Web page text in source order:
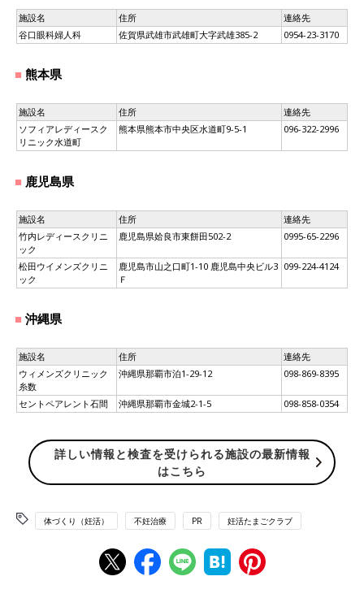
施設名 住所
連絡先
谷口眼科婦人科
佐賀県武雄市武雄町大字武雄385-2 0954-23-3170
熊本県
施設名 住所
連絡先
ソフィアレディースク
リニック水道町
熊本県熊本市中央区水道町9-5-1 096-322-2996
鹿児島県
施設名 住所
連絡先
竹内レディースクリニ
ック
鹿児島県姶良市東餅田502-2 0995-65-2296
松田ウイメンズクリニ
ック
鹿児島市山之口町1-10 鹿児島中央ビル3
Ｆ
099-224-4124
沖縄県
施設名 住所
連絡先
ウィメンズクリニック
糸数
沖縄県那覇市泊1-29-12 098-869-8395
セントペアレント石間 沖縄県那覇市金城2-1-5 098-858-0354
詳しい情報と検査を受けられる施設の最新情報
はこちら
体づくり（妊活） 不妊治療 PR 妊活たまごクラブ